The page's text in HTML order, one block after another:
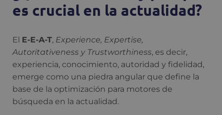
es crucial en la actualidad?
El E-E-A-T, Experience, Expertise,
Autoritativeness y Trustworthiness, es decir,
experiencia, conocimiento, autoridad y fidelidad,
emerge como una piedra angular que define la
base de la optimización para motores de
búsqueda en la actualidad.